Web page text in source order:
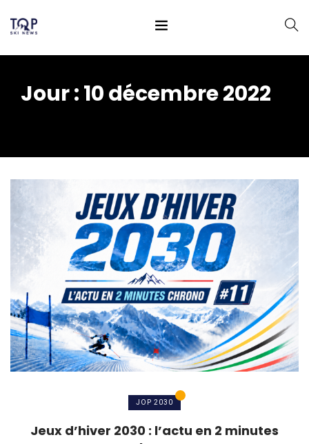
Jour :10 décembre 2022
JOP 2030
Jeux d’hiver 2030 : l’actu en 2 minutes